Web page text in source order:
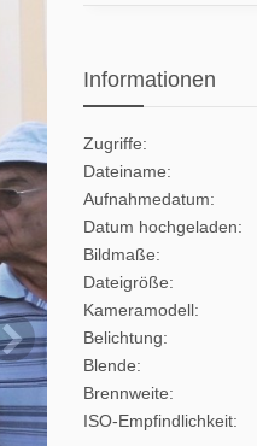
Informationen
Zugriffe
Dateiname
Aufnahmedatum
Datum hochgeladen
Bildmaße
Dateigröße
Kameramodell
Belichtung
Blende
Brennweite
ISO-Empfindlichkeit